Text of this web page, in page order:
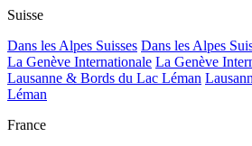
Suisse
Dans les Alpes Suisses Dans les Alpes
La Genève Internationale La Genève
Lausanne & Bords du Lac Léman
Léman
France